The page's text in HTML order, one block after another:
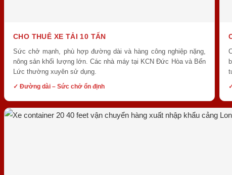
CHO THUÊ XE TẢI 10 TẤN
Sức chở mạnh, phù hợp đường dài và hàng công nghiệp nặng,
nông sản khối lượng lớn. Các nhà máy tại KCN Đức Hòa và Bến
Lức thường xuyên sử dụng.
✓ Đường dài – Sức chở ổn định